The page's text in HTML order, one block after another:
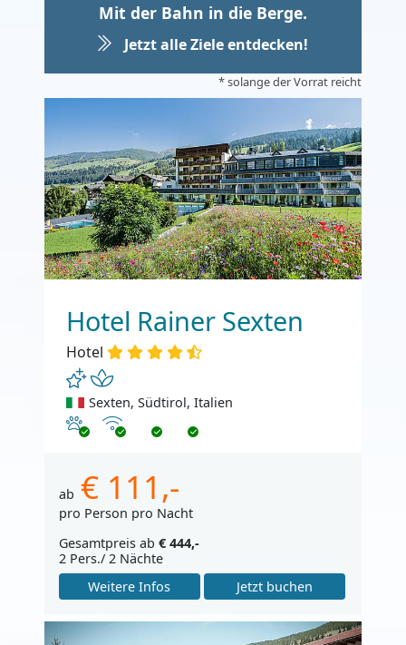
Mit der Bahn in die Berge.
Jetzt alle Ziele entdecken!
* solange der Vorrat reicht
Hotel Rainer Sexten
Hotel
Sexten, Südtirol, Italien
Haustiere erlaubt
Internet
ab € 111,-
pro Person pro Nacht
Gesamtpreis ab € 444,-
2 Pers./ 2 Nächte
Weitere Infos
Jetzt buchen